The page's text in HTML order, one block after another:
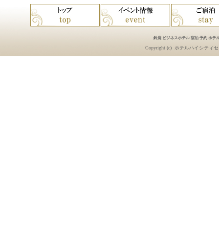
鈴鹿 ビジネスホテル 宿泊 予約 ホテ
Copyright (c) ホテルハイシティ